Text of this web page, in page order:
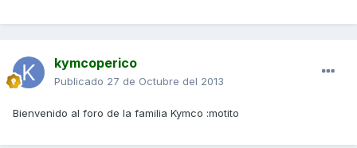
kymcoperico
Publicado 27 de Octubre del 2013
Bienvenido al foro de la familia Kymco :motito